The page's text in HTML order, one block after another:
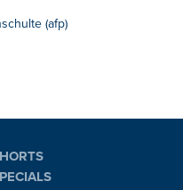
(afp)